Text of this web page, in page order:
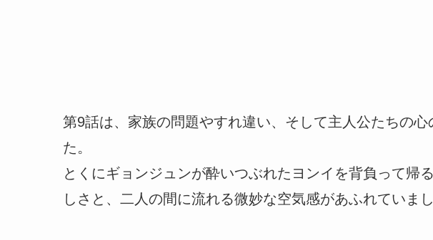
第9話は、家族の問題やすれ違い、そして主人公たちの
た。
とくにギョンジュンが酔いつぶれたヨンイを背負って帰
しさと、二人の間に流れる微妙な空気感があふれていまし